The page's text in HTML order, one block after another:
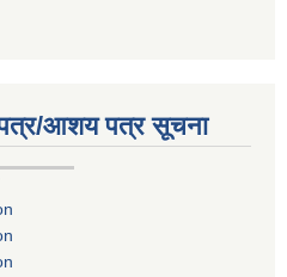
आशय पत्र सूचना